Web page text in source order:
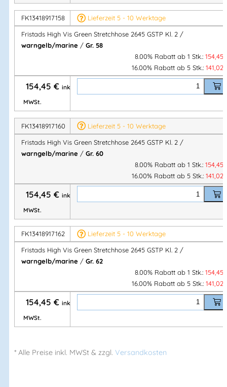
✔PFAS-frei,OEKO-TEX®,EPD
Nachhaltige High-Vis-Stretchhose 2645 GSTP von Fristads: 4-
Wege-Stretch, Stretchbund, CORDURA®-Verstärkungen, EN
ISO 20471 Kl. 2, PFAS-frei.
Artikelnummer:
Warnschutz,Stretch Bundhosen,FRISTADS®,Hosen,Stretch
Bundhosen,Bundhose,SCHUTZBEKLEIDUNG,STIBY
workwear
Herstellerinformationen
Fristads Sverige AB
Adresse:
Prognosgatan 24
504 64 Borås – Sweden
Mehr Information E-Mail: info@bannenberg.at
FK13418917158
Lieferzeit 5 - 10 Werktage
Fristads High Vis Green Stretchhose 2645 GSTP Kl. 2 /
warngelb/marine / Gr. 58
8.00% Rabatt ab 1 Stk.: 154,45
16.00% Rabatt ab 5 Stk.: 141,02
154,45 € inkl.
MWSt.
FK13418917160
Lieferzeit 5 - 10 Werktage
Fristads High Vis Green Stretchhose 2645 GSTP Kl. 2 /
warngelb/marine / Gr. 60
8.00% Rabatt ab 1 Stk.: 154,45
16.00% Rabatt ab 5 Stk.: 141,02
154,45 € inkl.
MWSt.
FK13418917162
Lieferzeit 5 - 10 Werktage
Fristads High Vis Green Stretchhose 2645 GSTP Kl. 2 /
warngelb/marine / Gr. 62
8.00% Rabatt ab 1 Stk.: 154,45
16.00% Rabatt ab 5 Stk.: 141,02
154,45 € inkl.
MWSt.
* Alle Preise inkl. MWSt & zzgl. Versandkosten